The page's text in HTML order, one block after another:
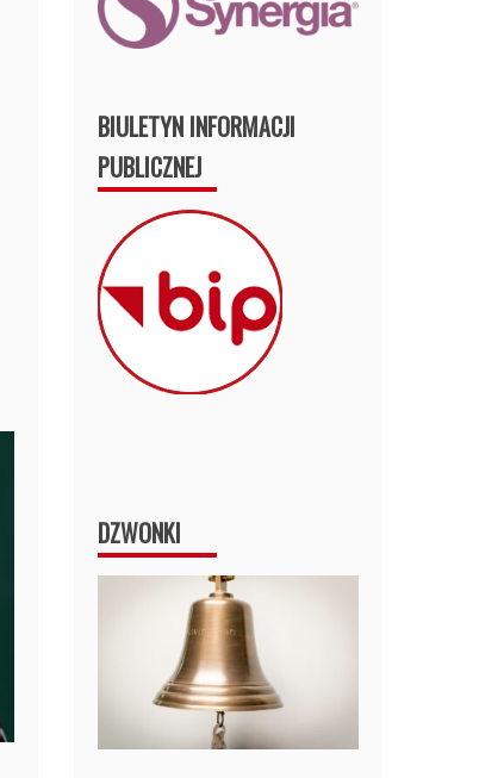
BIULETYN INFORMACJI
PUBLICZNEJ
DZWONKI